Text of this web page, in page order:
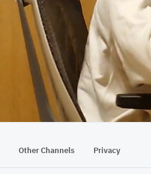
Other Channels Privacy